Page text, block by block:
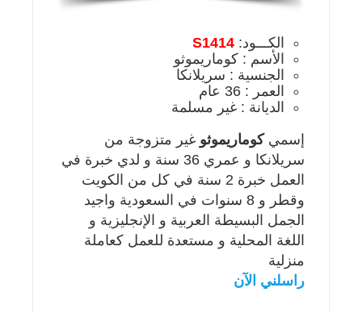
الكـــود: S1414
الأسم : كوماريموثو
الجنسية : سريلانكا
العمر : 36 عام
الديانة : غير مسلمة
إسميكوماريموثو غير متزوجة من
سريلانكا و عمري 36 سنة و لدي خبرة في
العمل خبرة 2 سنة في كل من الكويت
وقطر و 8 سنوات في السعودية واجيد
الجمل البسيطة العربية و الإنجليزية و
اللغة المحلية و مستعدة للعمل كعاملة
منزلية
راسلني الآن